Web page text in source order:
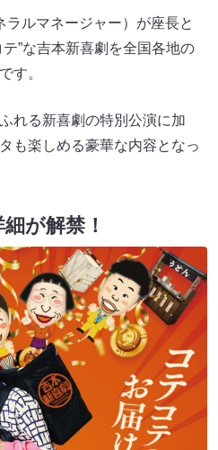
ルマネージャー）が座長と
”な吉本新喜劇を全国各地の
す。
れる新喜劇の特別公演に加
も楽しめる豪華な内容となっ
が解禁！